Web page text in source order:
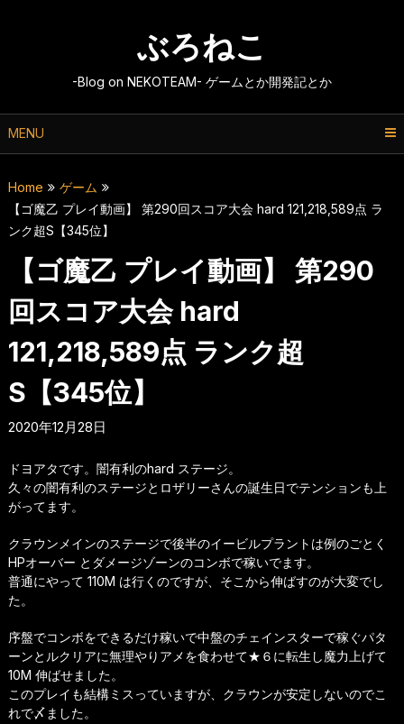
ぶろねこ
-Blog on NEKOTEAM- ゲームとか開発記とか
MENU
Home
ゲーム
【ゴ魔乙 プレイ動画】 第290回スコア大会 hard 121,218,589点 ラ
ンク超S【345位】
【ゴ魔乙 プレイ動画】 第290
回スコア大会 hard
121,218,589点 ランク超
S【345位】
2020年12月28日
ドヨアタです。闇有利のhard ステージ。
久々の闇有利のステージとロザリーさんの誕生日でテンションも上
がってます。
クラウンメインのステージで後半のイービルプラントは例のごとく
HPオーバー とダメージゾーンのコンボで稼いでます。
普通にやって 110M は行くのですが、そこから伸ばすのが大変でし
た。
序盤でコンボをできるだけ稼いで中盤のチェインスターで稼ぐパタ
ーンとルクリアに無理やりアメを食わせて★６に転生し魔力上げて
10M 伸ばせました。
このプレイも結構ミスっていますが、クラウンが安定しないのでこ
れで〆ました。